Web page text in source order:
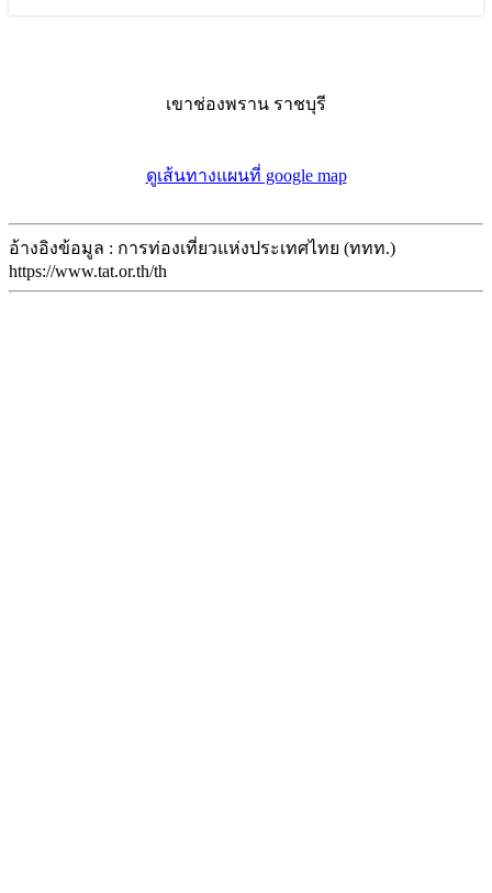
เขาช่องพราน ราชบุรี
ดูเส้นทางแผนที่ google map
อ้างอิงข้อมูล : การท่องเที่ยวแห่งประเทศไทย (ททท.)
https://www.tat.or.th/th